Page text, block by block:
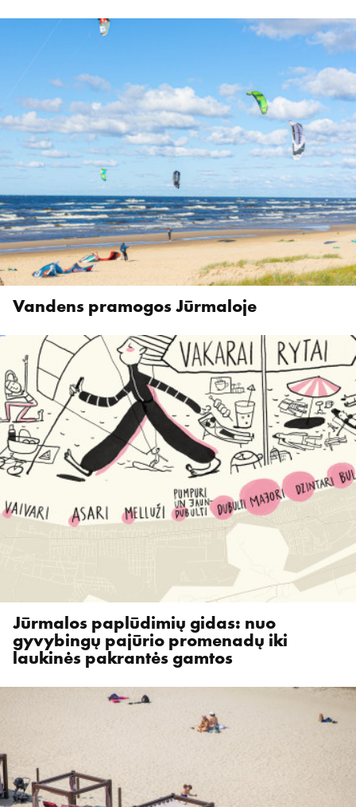
Vandens pramogos Jūrmaloje
Jūrmalos paplūdimių gidas: nuo
gyvybingų pajūrio promenadų iki
laukinės pakrantės gamtos